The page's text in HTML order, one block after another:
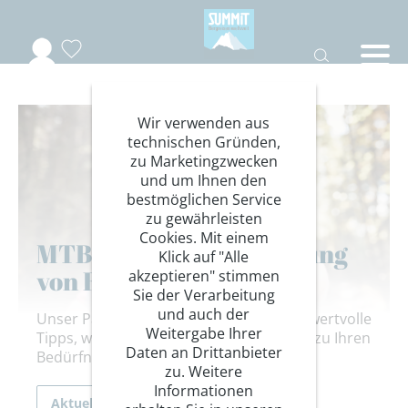
MTB-Handschuh Beratung
von Roeckl
Unser Partner Roeckl Sports gibt Ihnen wertvolle
Tipps, welche MTB-Handschuhe optimal zu Ihren
Bedürfnissen und Ihrem Fahrstil passen
Aktuelles
Wir verwenden aus
technischen Gründen,
zu Marketingzwecken
und um Ihnen den
bestmöglichen Service
zu gewährleisten
Cookies. Mit einem
Klick auf "Alle
akzeptieren" stimmen
Sie der Verarbeitung
und auch der
Weitergabe Ihrer
Daten an Drittanbieter
zu. Weitere
Informationen